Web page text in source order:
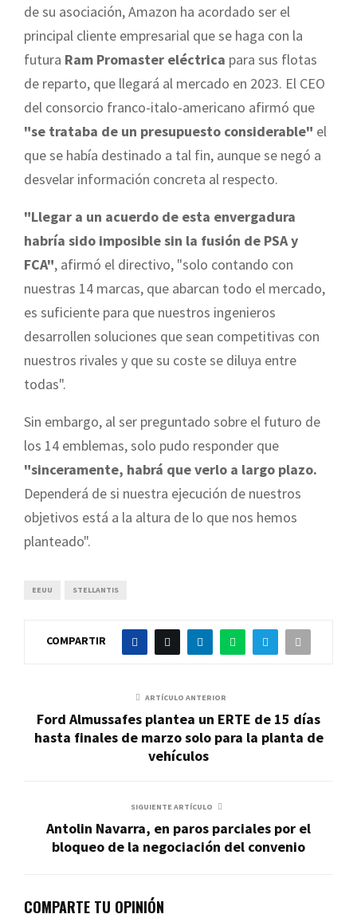
de su asociación, Amazon ha acordado ser el
principal cliente empresarial que se haga con la
futura Ram Promaster eléctrica para sus flotas
de reparto, que llegará al mercado en 2023. El CEO
del consorcio franco-italo-americano afirmó que
"se trataba de un presupuesto considerable" el
que se había destinado a tal fin, aunque se negó a
desvelar información concreta al respecto.
"Llegar a un acuerdo de esta envergadura
habría sido imposible sin la fusión de PSA y
FCA", afirmó el directivo, "solo contando con
nuestras 14 marcas, que abarcan todo el mercado,
es suficiente para que nuestros ingenieros
desarrollen soluciones que sean competitivas con
nuestros rivales y que su coste se diluya entre
todas".
Sin embargo, al ser preguntado sobre el futuro de
los 14 emblemas, solo pudo responder que
"sinceramente, habrá que verlo a largo plazo.
Dependerá de si nuestra ejecución de nuestros
objetivos está a la altura de lo que nos hemos
planteado".
EEUU STELLANTIS
COMPARTIR
ARTÍCULO ANTERIOR
Ford Almussafes plantea un ERTE de 15 días
hasta finales de marzo solo para la planta de
vehículos
SIGUIENTE ARTÍCULO
Antolin Navarra, en paros parciales por el
bloqueo de la negociación del convenio
COMPARTE TU OPINIÓN